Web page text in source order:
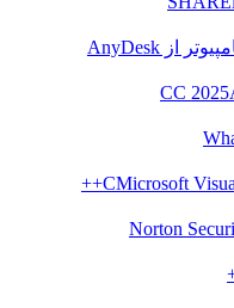
از AnyDesk
Microsoft Visual
Norton